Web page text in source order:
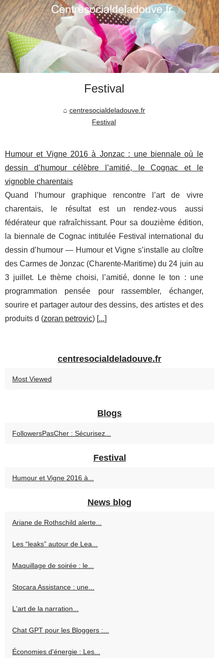
Festival
centresocialdeladouve.fr
Festival
Humour et Vigne 2016 à Jonzac : une biennale où le
dessin d’humour célèbre l’amitié, le Cognac et le
vignoble charentais
Quand l’humour graphique rencontre l’art de vivre
charentais, le résultat est un rendez-vous aussi
fédérateur que rafraîchissant. Pour sa douzième édition,
la biennale de Cognac intitulée Festival international du
dessin d’humour — Humour et Vigne s’installe au cloître
des Carmes de Jonzac (Charente-Maritime) du 24 juin au
3 juillet. Le thème choisi, l’amitié, donne le ton : une
programmation pensée pour rassembler, échanger,
sourire et partager autour des dessins, des artistes et des
produits d (zoran petrovic) [...]
centresocialdeladouve.fr
Most Viewed
Blogs
FollowersPasCher : Sécurisez...
Festival
Humour et Vigne 2016 à...
News blog
Ariane de Rothschild alerte...
Les “leaks” autour de Lea...
Maquillage de soirée : le...
Stocara Assistance : une...
L'art de la narration...
Chat GPT pour les Bloggers :...
Économies d'énergie : Les...